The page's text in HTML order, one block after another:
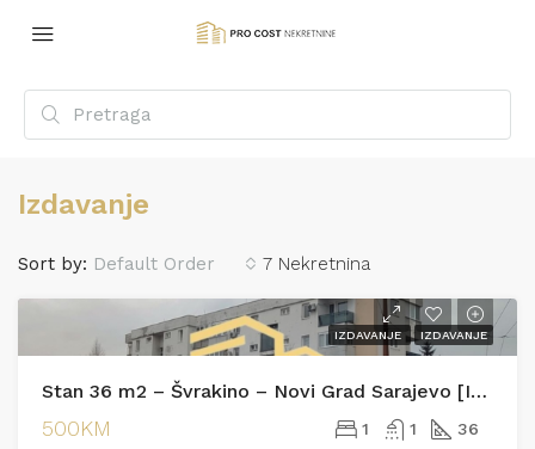
Izdavanje
7 Nekretnina
Sort by: Default Order
IZDAVANJE IZDAVANJE
Stan 36 m2 – Švrakino – Novi Grad Sarajevo [Iznajmljivanje]
500KM 1 1 36